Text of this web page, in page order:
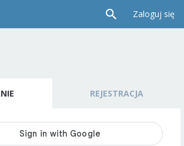
Zaloguj się
REJESTRACJA